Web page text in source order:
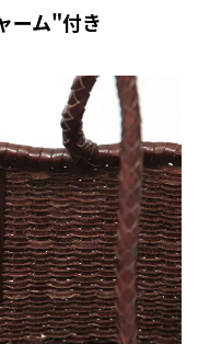
ーム"付き